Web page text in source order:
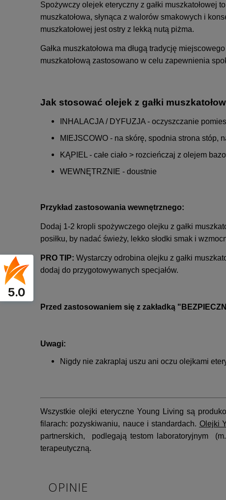
Spożywczy olejek eteryczny z gałki muszkatołowej
muszkatołowa, słynąca z walorów smakowych i
muszkatołowej jest ostry z lekką nutą piżma.
Gałka muszkatołowa ma długą tradycję
muszkatołową zastosowano w celu zapewnienia
Jak stosować olejek z gałki
INHALACJA / DYFUZJA - oczyszczanie
MIEJSCOWO - na skórę, spodnia strona stóp,
KĄPIEL - całe ciało > rozcieńczaj z olejem
WEWNĘTRZNIE - doustnie
Przykład zastosowania wewnętrznego:
Dodaj 1-2 kropli spożywczego olejku z gałki
posiłku, by nadać świeży, lekko słodki smak i
PRO TIP: Wystarczy odrobina olejku z gałki
dodaj do przygotowywanych specjałów.
Przed zastosowaniem się z zakładką " BEZPIECZ
Uwagi:
Nigdy nie zakraplaj uszu ani oczu olejkami
Wszystkie olejki eteryczne Young Living są
filarach: pozyskiwaniu, nauce i standardach. Olejki
partnerskich, podlegają testom laboratoryjnym
terapeutyczną.
OPINIE
5.0